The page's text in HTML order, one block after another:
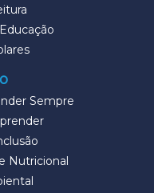
Sempre
Nutricional